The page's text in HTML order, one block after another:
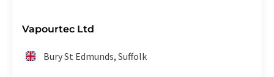
Vapourtec Ltd
Bury St Edmunds, Suffolk